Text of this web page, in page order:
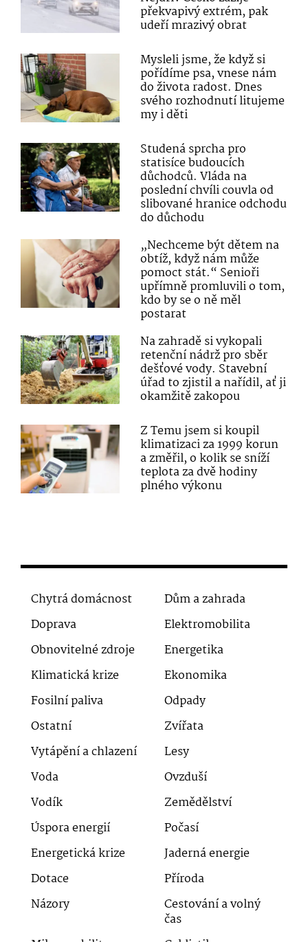
překvapivý extrém, pak
udeří mrazivý obrat
Mysleli jsme, že když si
pořídíme psa, vnese nám
do života radost. Dnes
svého rozhodnutí litujeme
my i děti
Studená sprcha pro
statisíce budoucích
důchodců. Vláda na
poslední chvíli couvla od
slibované hranice odchodu
do důchodu
„Nechceme být dětem na
obtíž, když nám může
pomoct stát.“ Senioři
upřímně promluvili o tom,
kdo by se o ně měl
postarat
Na zahradě si vykopali
retenční nádrž pro sběr
dešťové vody. Stavební
úřad to zjistil a nařídil, ať ji
okamžitě zakopou
Z Temu jsem si koupil
klimatizaci za 1999 korun
a změřil, o kolik se sníží
teplota za dvě hodiny
plného výkonu
Chytrá domácnost
Dům a zahrada
Doprava
Elektromobilita
Obnovitelné zdroje
Energetika
Klimatická krize
Ekonomika
Fosilní paliva
Odpady
Ostatní
Zvířata
Vytápění a chlazení
Lesy
Voda
Ovzduší
Vodík
Zemědělství
Úspora energií
Počasí
Energetická krize
Jaderná energie
Dotace
Příroda
Názory
Cestování a volný
čas